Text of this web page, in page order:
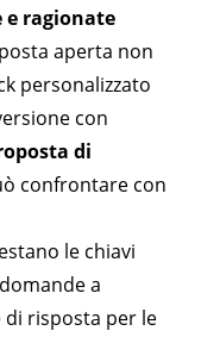
e ragionate
aperta non
personalizzato
con
di
confrontare con
le chiavi
a
risposta per le